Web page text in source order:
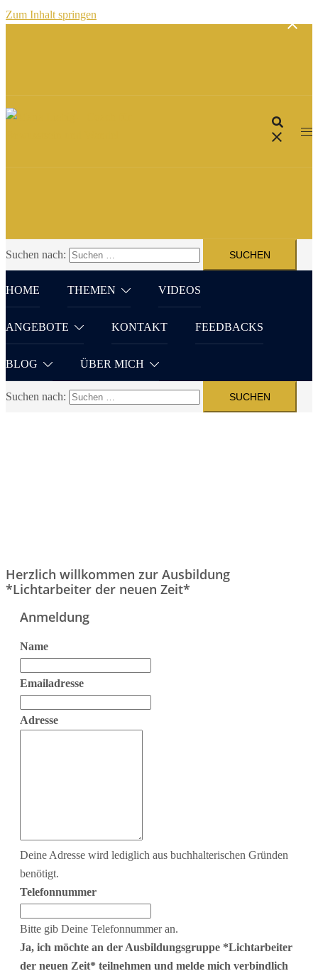
Zum Inhalt springen
Suchen nach:
HOME THEMEN VIDEOS
ANGEBOTE KONTAKT FEEDBACKS
BLOG ÜBER MICH
Suchen nach:
Herzlich willkommen zur Ausbildung
*Lichtarbeiter der neuen Zeit*
Anmeldung
Name
Emailadresse
Adresse
Deine Adresse wird lediglich aus buchhalterischen Gründen
benötigt.
Telefonnummer
Bitte gib Deine Telefonnummer an.
Ja, ich möchte an der Ausbildungsgruppe *Lichtarbeiter
der neuen Zeit* teilnehmen und melde mich verbindlich